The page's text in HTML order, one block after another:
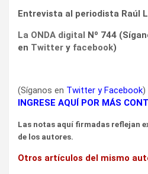
Entrevista al periodista Raúl
La ONDA digital Nº 744
en Twitter y facebook)
(Síganos en Twitter yFacebook)
INGRESE AQUÍ POR MÁS
Las notas aquí firmadas reflejan
de los autores.
Otros artículos del mismo